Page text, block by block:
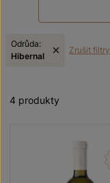
Odrůda:
Hibernal
Zrušit filtry
4 produkty